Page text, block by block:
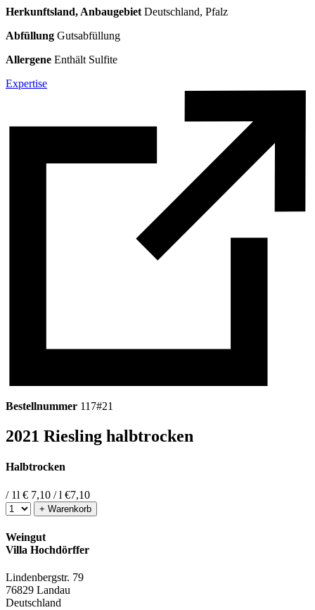
Herkunftsland, Anbaugebiet Deutschland, Pfalz
Abfüllung Gutsabfüllung
Allergene Enthält Sulfite
Expertise
Bestellnummer 117#21
2021 Riesling halbtrocken
Halbtrocken
/ 1l € 7,10 / l €7,10
+ Warenkorb
Weingut
Villa Hochdörffer
Lindenbergstr. 79
76829 Landau
Deutschland